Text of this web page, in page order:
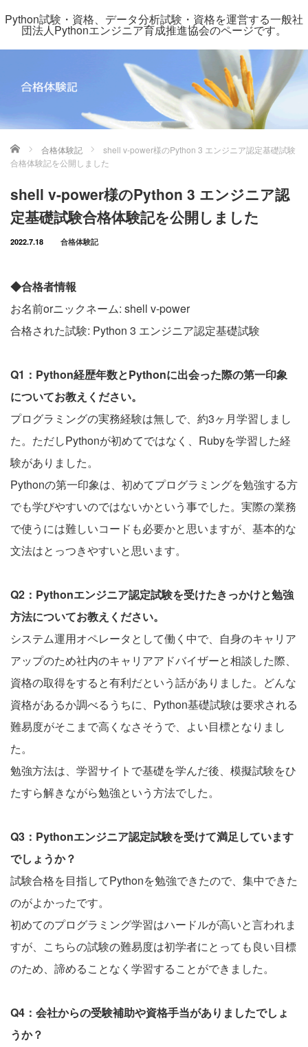
Python試験・資格、データ分析試験・資格を運営する一般社
団法人Pythonエンジニア育成推進協会のページです。
ホーム 合格体験記
shell v-power様のPython 3 エンジニア認定基礎試験
合格体験記を公開しました
shell v-power様のPython 3 エンジニア認
定基礎試験合格体験記を公開しました
2022.7.18 合格体験記
◆合格者情報
お名前orニックネーム: shell v-power
合格された試験: Python 3 エンジニア認定基礎試験
Q1：Python経歴年数とPythonに出会った際の第一印象
についてお教えください。
プログラミングの実務経験は無しで、約3ヶ月学習しまし
た。ただしPythonが初めてではなく、Rubyを学習した経
験がありました。
Pythonの第一印象は、初めてプログラミングを勉強する方
でも学びやすいのではないかという事でした。実際の業務
で使うには難しいコードも必要かと思いますが、基本的な
文法はとっつきやすいと思います。
Q2：Pythonエンジニア認定試験を受けたきっかけと勉強
方法についてお教えください。
システム運用オペレータとして働く中で、自身のキャリア
アップのため社内のキャリアアドバイザーと相談した際、
資格の取得をすると有利だという話がありました。どんな
資格があるか調べるうちに、Python基礎試験は要求される
難易度がそこまで高くなさそうで、よい目標となりまし
た。
勉強方法は、学習サイトで基礎を学んだ後、模擬試験をひ
たすら解きながら勉強という方法でした。
Q3：Pythonエンジニア認定試験を受けて満足しています
でしょうか？
試験合格を目指してPythonを勉強できたので、集中できた
のがよかったです。
初めてのプログラミング学習はハードルが高いと言われま
すが、こちらの試験の難易度は初学者にとっても良い目標
のため、諦めることなく学習することができました。
Q4：会社からの受験補助や資格手当がありましたでしょ
うか？